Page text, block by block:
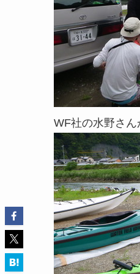
WF社の水野さ